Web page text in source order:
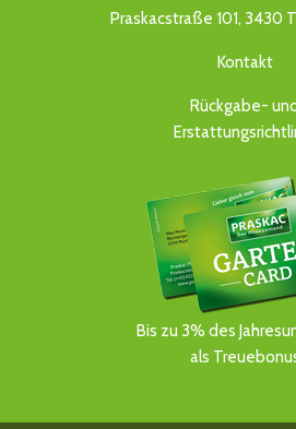
Praskacstraße 101, 3430
Kontakt
Rückgabe- und
Bis zu 3% des
als